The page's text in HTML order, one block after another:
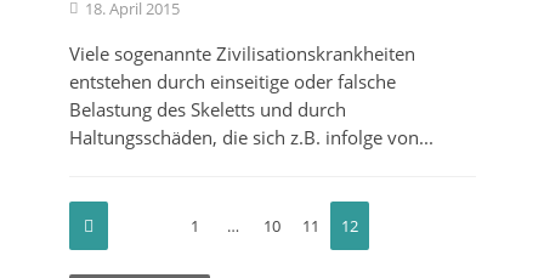
18. April 2015
Viele sogenannte Zivilisationskrankheiten
entstehen durch einseitige oder falsche
Belastung des Skeletts und durch
Haltungsschäden, die sich z.B. infolge von...
1 … 10 11 12